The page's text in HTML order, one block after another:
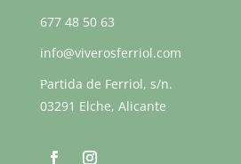
677 48 50 63
info@viverosferriol.com
Partida de Ferriol, s/n.
03291 Elche, Alicante